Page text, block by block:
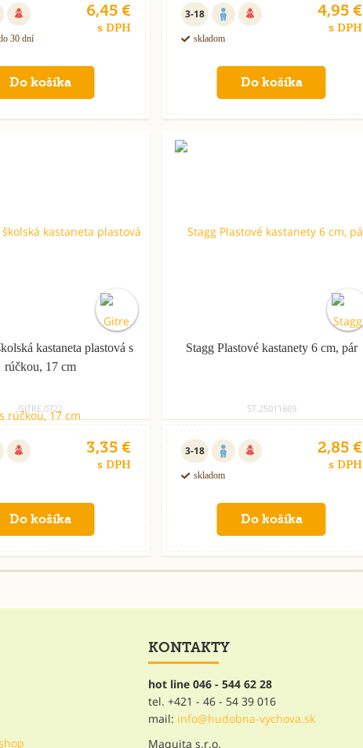
30 dní
6,45 €
s DPH
3-18
skladom
4,95 €
s DPH
kastaneta plastová s
rúčkou, 17 cm
GITRE.0722
3,35 €
s DPH
Stagg Plastové kastanety 6 cm, pár
ST.25011869
3-18
skladom
2,85 €
s DPH
KONTAKTY
hot line 046 - 544 62 28
tel. +421 - 46 - 54 39 016
mail: info@hudobna-vychova.sk
Maquita s.r.o.